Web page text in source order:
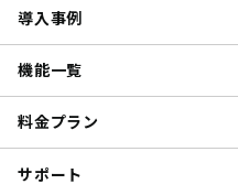
導入事例
機能一覧
料金プラン
サポート